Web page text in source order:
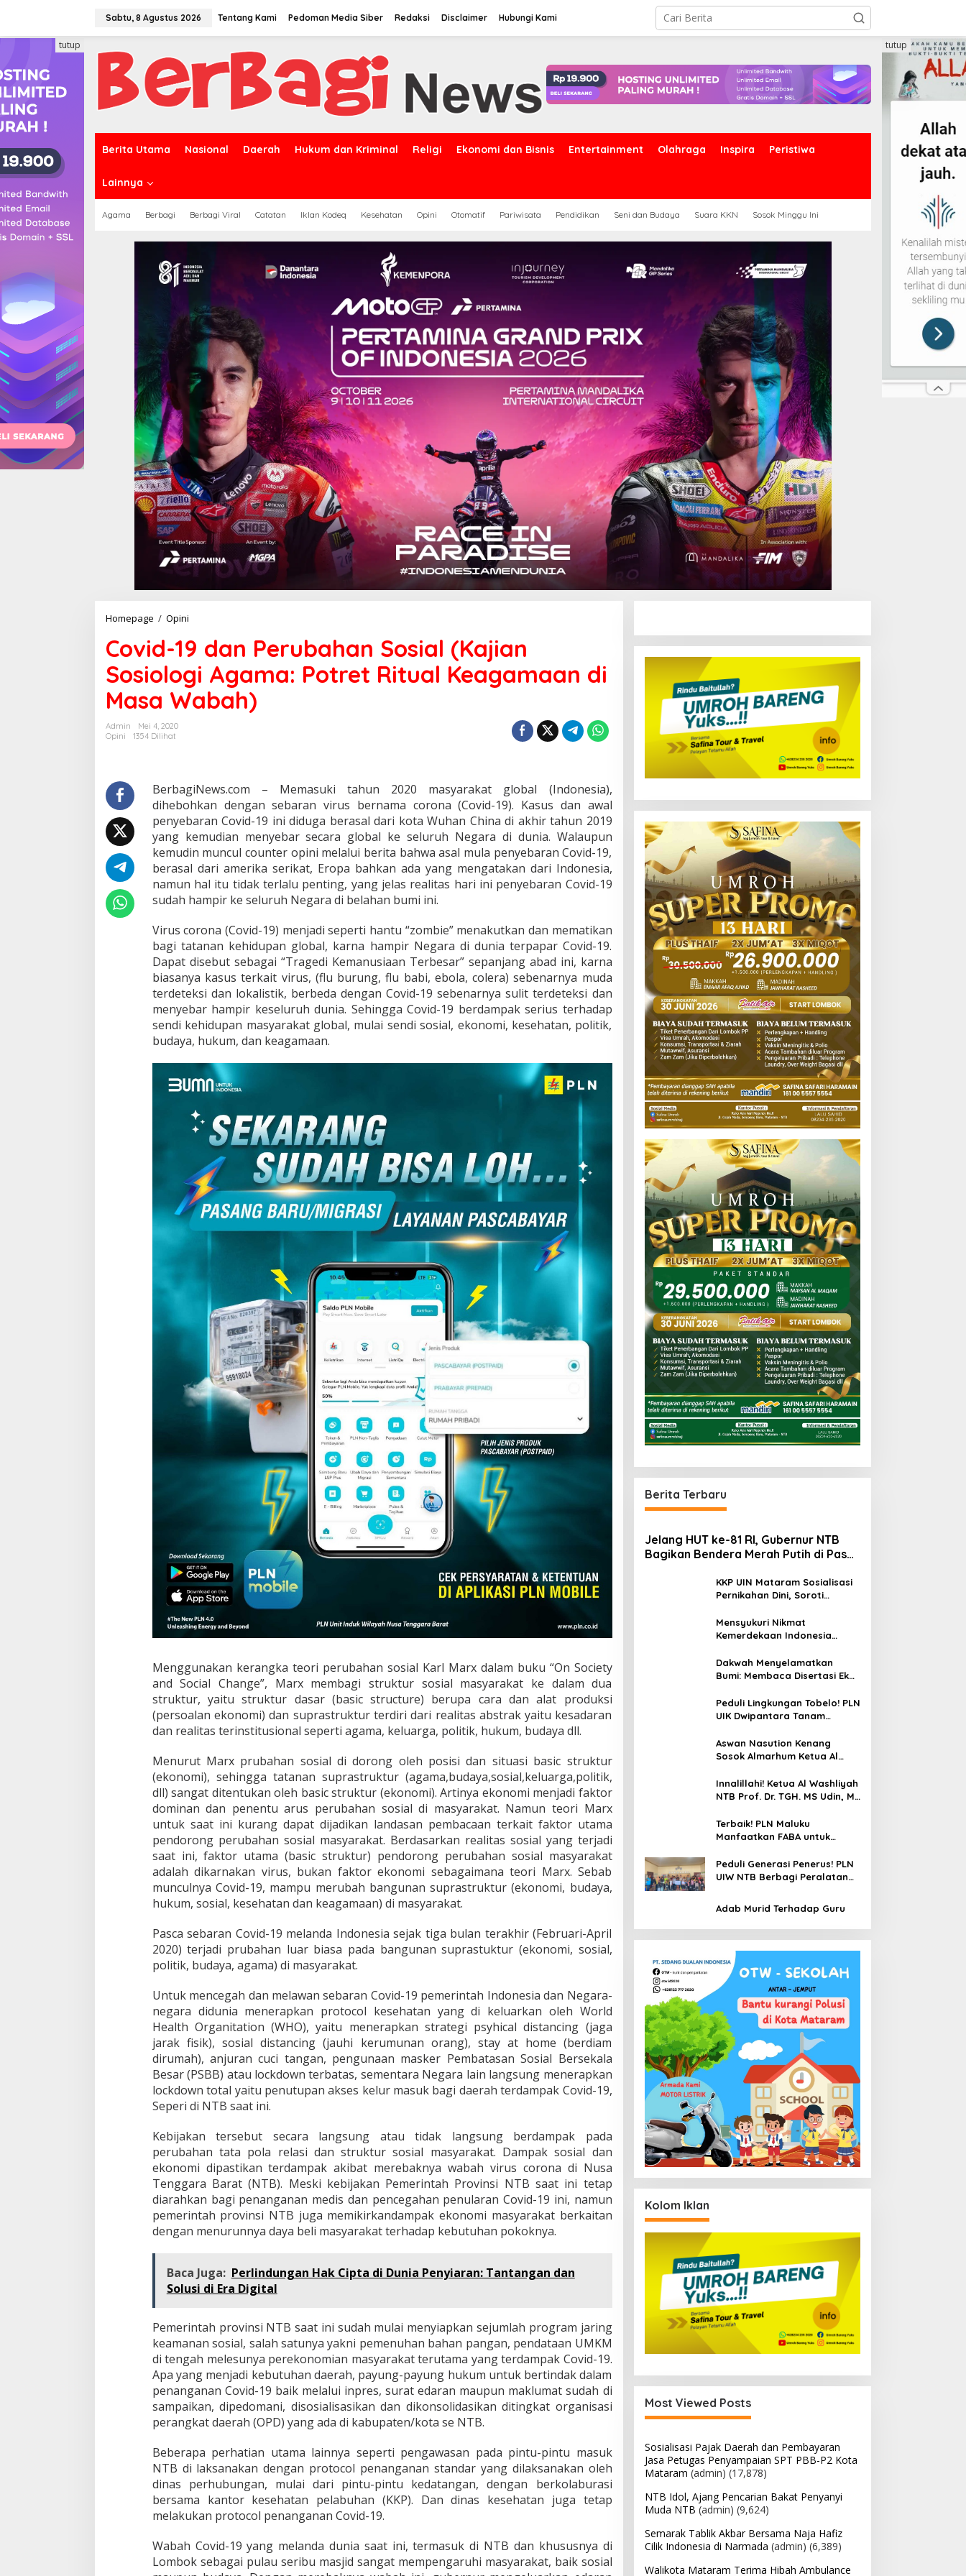
Sabtu, 8 Agustus 2026 Tentang Kami Pedoman Media Siber Redaksi Disclaimer Hubungi Kami
Berita Utama Nasional Daerah Hukum dan Kriminal Religi Ekonomi dan Bisnis Entertainment Olahraga Inspira Peristiwa
Lainnya
Agama Berbagi Berbagi Viral Catatan Iklan Kodeq Kesehatan Opini Otomatif Pariwisata Pendidikan Seni dan Budaya Suara KKN Sosok Minggu Ini
tutup tutup
Homepage / Opini
dan
Perubahan
Sosial
(Kajian
Sosiologi
Agama:
Wabah)
Covid-19 dan Perubahan Sosial (Kajian
Sosiologi Agama: Potret Ritual Keagamaan di
Masa Wabah)
Admin
Mei 4, 2020
Opini
1354 Dilihat
BerbagiNews.com – Memasuki tahun 2020 masyarakat global (Indonesia),
dihebohkan dengan sebaran virus bernama corona (Covid-19). Kasus dan awal
penyebaran Covid-19 ini diduga berasal dari kota Wuhan China di akhir tahun 2019
yang kemudian menyebar secara global ke seluruh Negara di dunia. Walaupun
kemudin muncul counter opini melalui berita bahwa asal mula penyebaran Covid-19,
berasal dari amerika serikat, Eropa bahkan ada yang mengatakan dari Indonesia,
namun hal itu tidak terlalu penting, yang jelas realitas hari ini penyebaran Covid-19
sudah hampir ke seluruh Negara di belahan bumi ini.
Virus corona (Covid-19) menjadi seperti hantu “zombie” menakutkan dan mematikan
bagi tatanan kehidupan global, karna hampir Negara di dunia terpapar Covid-19.
Dapat disebut sebagai “Tragedi Kemanusiaan Terbesar” sepanjang abad ini, karna
biasanya kasus terkait virus, (flu burung, flu babi, ebola, colera) sebenarnya muda
terdeteksi dan lokalistik, berbeda dengan Covid-19 sebenarnya sulit terdeteksi dan
menyebar hampir keseluruh dunia. Sehingga Covid-19 berdampak serius terhadap
sendi kehidupan masyarakat global, mulai sendi sosial, ekonomi, kesehatan, politik,
budaya, hukum, dan keagamaan.
Menggunakan kerangka teori perubahan sosial Karl Marx dalam buku “On Society
and Social Change”, Marx membagi struktur sosial masyarakat ke dalam dua
struktur, yaitu struktur dasar (basic structure) berupa cara dan alat produksi
(persoalan ekonomi) dan suprastruktur terdiri dari realitas abstrak yaitu kesadaran
dan realitas terinstitusional seperti agama, keluarga, politik, hukum, budaya dll.
Menurut Marx prubahan sosial di dorong oleh posisi dan situasi basic struktur
(ekonomi), sehingga tatanan suprastruktur (agama,budaya,sosial,keluarga,politik,
dll) sangat ditentukan oleh basic struktur (ekonomi). Artinya ekonomi menjadi faktor
dominan dan penentu arus perubahan sosial di masyarakat. Namun teori Marx
untuk saat ini kurang dapat dijadikan landasan pembacaan terkait faktor utama
pendorong perubahan sosial masyarakat. Berdasarkan realitas sosial yang terjadi
saat ini, faktor utama (basic struktur) pendorong perubahan sosial masyarakat
adalah dikarnakan virus, bukan faktor ekonomi sebagaimana teori Marx. Sebab
munculnya Covid-19, mampu merubah bangunan suprastruktur (ekonomi, budaya,
hukum, sosial, kesehatan dan keagamaan) di masyarakat.
Pasca sebaran Covid-19 melanda Indonesia sejak tiga bulan terakhir (Februari-April
2020) terjadi prubahan luar biasa pada bangunan suprastuktur (ekonomi, sosial,
politik, budaya, agama) di masyarakat.
Untuk mencegah dan melawan sebaran Covid-19 pemerintah Indonesia dan Negara-
negara didunia menerapkan protocol kesehatan yang di keluarkan oleh World
Health Organitation (WHO), yaitu menerapkan strategi psyhical distancing (jaga
jarak fisik), sosial distancing (jauhi kerumunan orang), stay at home (berdiam
dirumah), anjuran cuci tangan, pengunaan masker Pembatasan Sosial Bersekala
Besar (PSBB) atau lockdown terbatas, sementara Negara lain langsung menerapkan
lockdown total yaitu penutupan akses kelur masuk bagi daerah terdampak Covid-19,
Seperi di NTB saat ini.
Kebijakan tersebut secara langsung atau tidak langsung berdampak pada
perubahan tata pola relasi dan struktur sosial masyarakat. Dampak sosial dan
ekonomi dipastikan terdampak akibat merebaknya wabah virus corona di Nusa
Tenggara Barat (NTB). Meski kebijakan Pemerintah Provinsi NTB saat ini tetap
diarahkan bagi penanganan medis dan pencegahan penularan Covid-19 ini, namun
pemerintah provinsi NTB juga memikirkandampak ekonomi masyarakat berkaitan
dengan menurunnya daya beli masyarakat terhadap kebutuhan pokoknya.
Baca Juga: Perlindungan Hak Cipta di Dunia Penyiaran: Tantangan dan
Solusi di Era Digital
Pemerintah provinsi NTB saat ini sudah mulai menyiapkan sejumlah program jaring
keamanan sosial, salah satunya yakni pemenuhan bahan pangan, pendataan UMKM
di tengah melesunya perekonomian masyarakat terutama yang terdampak Covid-19.
Apa yang menjadi kebutuhan daerah, payung-payung hukum untuk bertindak dalam
penanganan Covid-19 baik melalui inpres, surat edaran maupun maklumat sudah di
sampaikan, dipedomani, disosialisasikan dan dikonsolidasikan ditingkat organisasi
perangkat daerah (OPD) yang ada di kabupaten/kota se NTB.
Beberapa perhatian utama lainnya seperti pengawasan pada pintu-pintu masuk
NTB di laksanakan dengan protocol penanganan standar yang dilaksanakan oleh
dinas perhubungan, mulai dari pintu-pintu kedatangan, dengan berkolaburasi
bersama kantor kesehatan pelabuhan (KKP). Dan dinas kesehatan juga tetap
melakukan protocol penanganan Covid-19.
Wabah Covid-19 yang melanda dunia saat ini, termasuk di NTB dan khususnya di
Lombok sebagai pulau seribu masjid sangat mempengaruhi masyarakat, baik sosial
Berita Terbaru
Jelang HUT ke-81 RI, Gubernur NTB
Bagikan Bendera Merah Putih di Pasar
KKP UIN Mataram Sosialisasi
Pernikahan Dini, Soroti
Finansial Remaja di Desa
Ungga
Mensyukuri Nikmat
Kemerdekaan Indonesia
Korupsi
Dakwah Menyelamatkan
Bumi: Membaca Disertasi Eko-
Ritonga
Peduli Lingkungan Tobelo! PLN
UIK Dwipantara Tanam
Mamoa Hingga Lepas Tukik
Aswan Nasution Kenang
Sosok Almarhum Ketua Al
MS Udin, MA
Innalillahi! Ketua Al Washliyah
NTB Prof. Dr. TGH. MS Udin, MA
Terbaik! PLN Maluku
Manfaatkan FABA untuk
Tidore
Peduli Generasi Penerus! PLN
UIW NTB Berbagi Peralatan
Adab Murid Terhadap Guru
Kolom Iklan
Most Viewed Posts
Sosialisasi Pajak Daerah dan Pembayaran
Jasa Petugas Penyampaian SPT PBB-P2 Kota
Mataram (admin) (17,878)
NTB Idol, Ajang Pencarian Bakat Penyanyi
Muda NTB (admin) (9,624)
Semarak Tablik Akbar Bersama Naja Hafiz
Cilik Indonesia di Narmada (admin) (6,389)
Walikota Mataram Terima Hibah Ambulance